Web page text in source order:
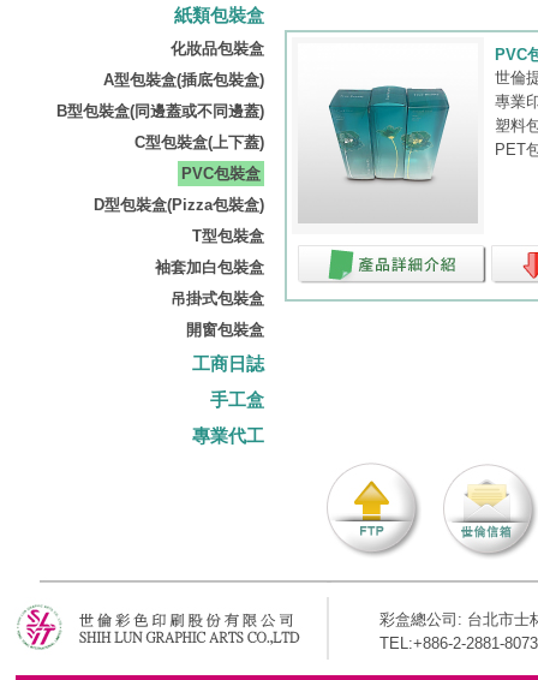
紙類包裝盒
化妝品包裝盒
A型包裝盒(插底包裝盒)
B型包裝盒(同邊蓋或不同邊蓋)
C型包裝盒(上下蓋)
PVC包裝盒
D型包裝盒(Pizza包裝盒)
T型包裝盒
袖套加白包裝盒
吊掛式包裝盒
開窗包裝盒
工商日誌
手工盒
專業代工
PVC
世倫
專業
塑料
PET
彩盒總公司: 台北市士
TEL:+886-2-2881-